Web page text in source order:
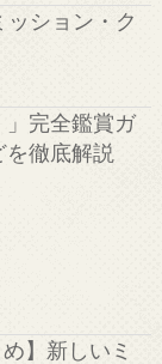
ッション・ク
」完全鑑賞ガ
徹底解説
】新しいミ